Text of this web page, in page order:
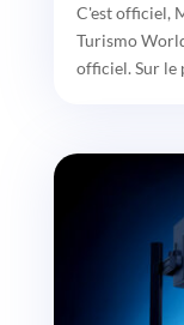
C'est officiel,
Turismo
officiel. Sur le